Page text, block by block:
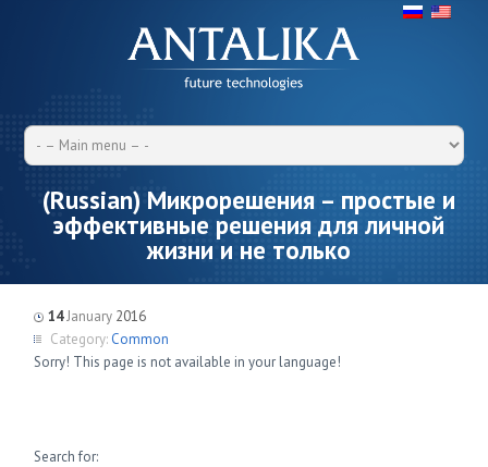
(Russian) Микрорешения – простые и
эффективные решения для личной
жизни и не только
14January 2016
Category: Common
Sorry! This page is not available in your language!
Search for: